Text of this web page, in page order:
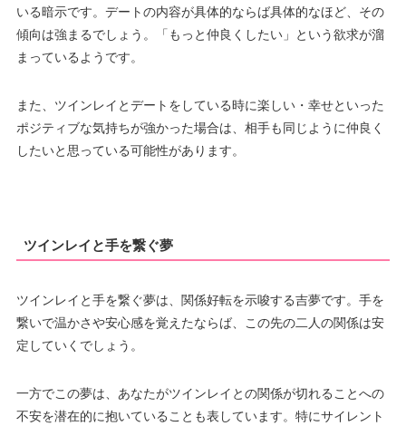
いる暗示です。デートの内容が具体的ならば具体的なほど、その
傾向は強まるでしょう。「もっと仲良くしたい」という欲求が溜
まっているようです。
また、ツインレイとデートをしている時に楽しい・幸せといった
ポジティブな気持ちが強かった場合は、相手も同じように仲良く
したいと思っている可能性があります。
ツインレイと手を繋ぐ夢
ツインレイと手を繋ぐ夢は、関係好転を示唆する吉夢です。手を
繋いで温かさや安心感を覚えたならば、この先の二人の関係は安
定していくでしょう。
一方でこの夢は、あなたがツインレイとの関係が切れることへの
不安を潜在的に抱いていることも表しています。特にサイレント